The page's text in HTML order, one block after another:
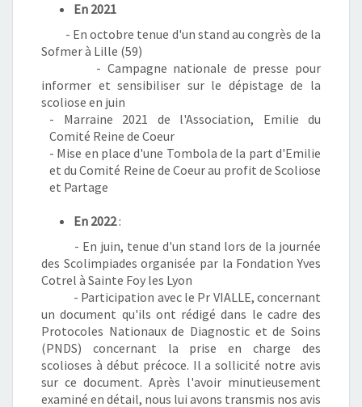
En 2021
- En octobre tenue d'un stand au congrès de la
Sofmer à Lille (59)
- Campagne nationale de presse pour
informer et sensibiliser sur le dépistage de la
scoliose en juin
- Marraine 2021 de l'Association, Emilie du
Comité Reine de Coeur
- Mise en place d'une Tombola de la part d'Emilie
et du Comité Reine de Coeur au profit de Scoliose
et Partage
En 2022:
- En juin, tenue d'un stand lors de la journée
des Scolimpiades organisée par la Fondation Yves
Cotrel à Sainte Foy les Lyon
- Participation avec le Pr VIALLE, concernant
un document qu'ils ont rédigé dans le cadre des
Protocoles Nationaux de Diagnostic et de Soins
(PNDS) concernant la prise en charge des
scolioses à début précoce. Il a sollicité notre avis
sur ce document. Après l'avoir minutieusement
examiné en détail, nous lui avons transmis nos avis